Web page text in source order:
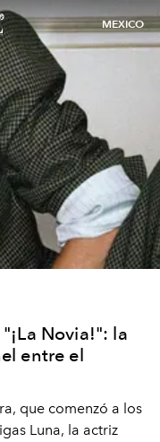
MEXICO
Novia!": la
entre el
que comenzó a los
Luna, la actriz